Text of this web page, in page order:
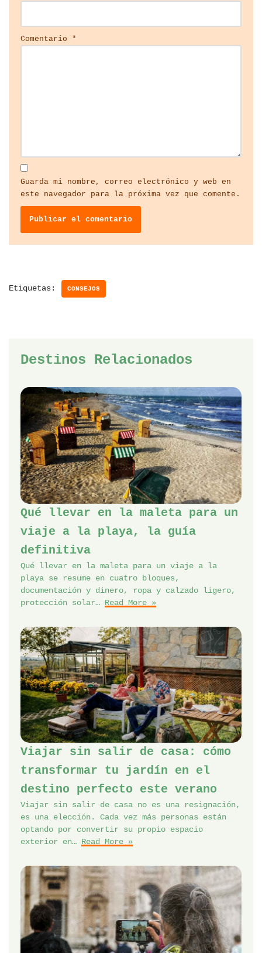
Comentario *
Guarda mi nombre, correo electrónico y web en
este navegador para la próxima vez que comente.
Etiquetas: CONSEJOS
Destinos Relacionados
Qué llevar en la maleta para un
viaje a la playa, la guía
definitiva
Qué llevar en la maleta para un viaje a la
playa se resume en cuatro bloques,
documentación y dinero, ropa y calzado ligero,
protección solar… Read More »
Viajar sin salir de casa: cómo
transformar tu jardín en el
destino perfecto este verano
Viajar sin salir de casa no es una resignación,
es una elección. Cada vez más personas están
optando por convertir su propio espacio
exterior en… Read More »